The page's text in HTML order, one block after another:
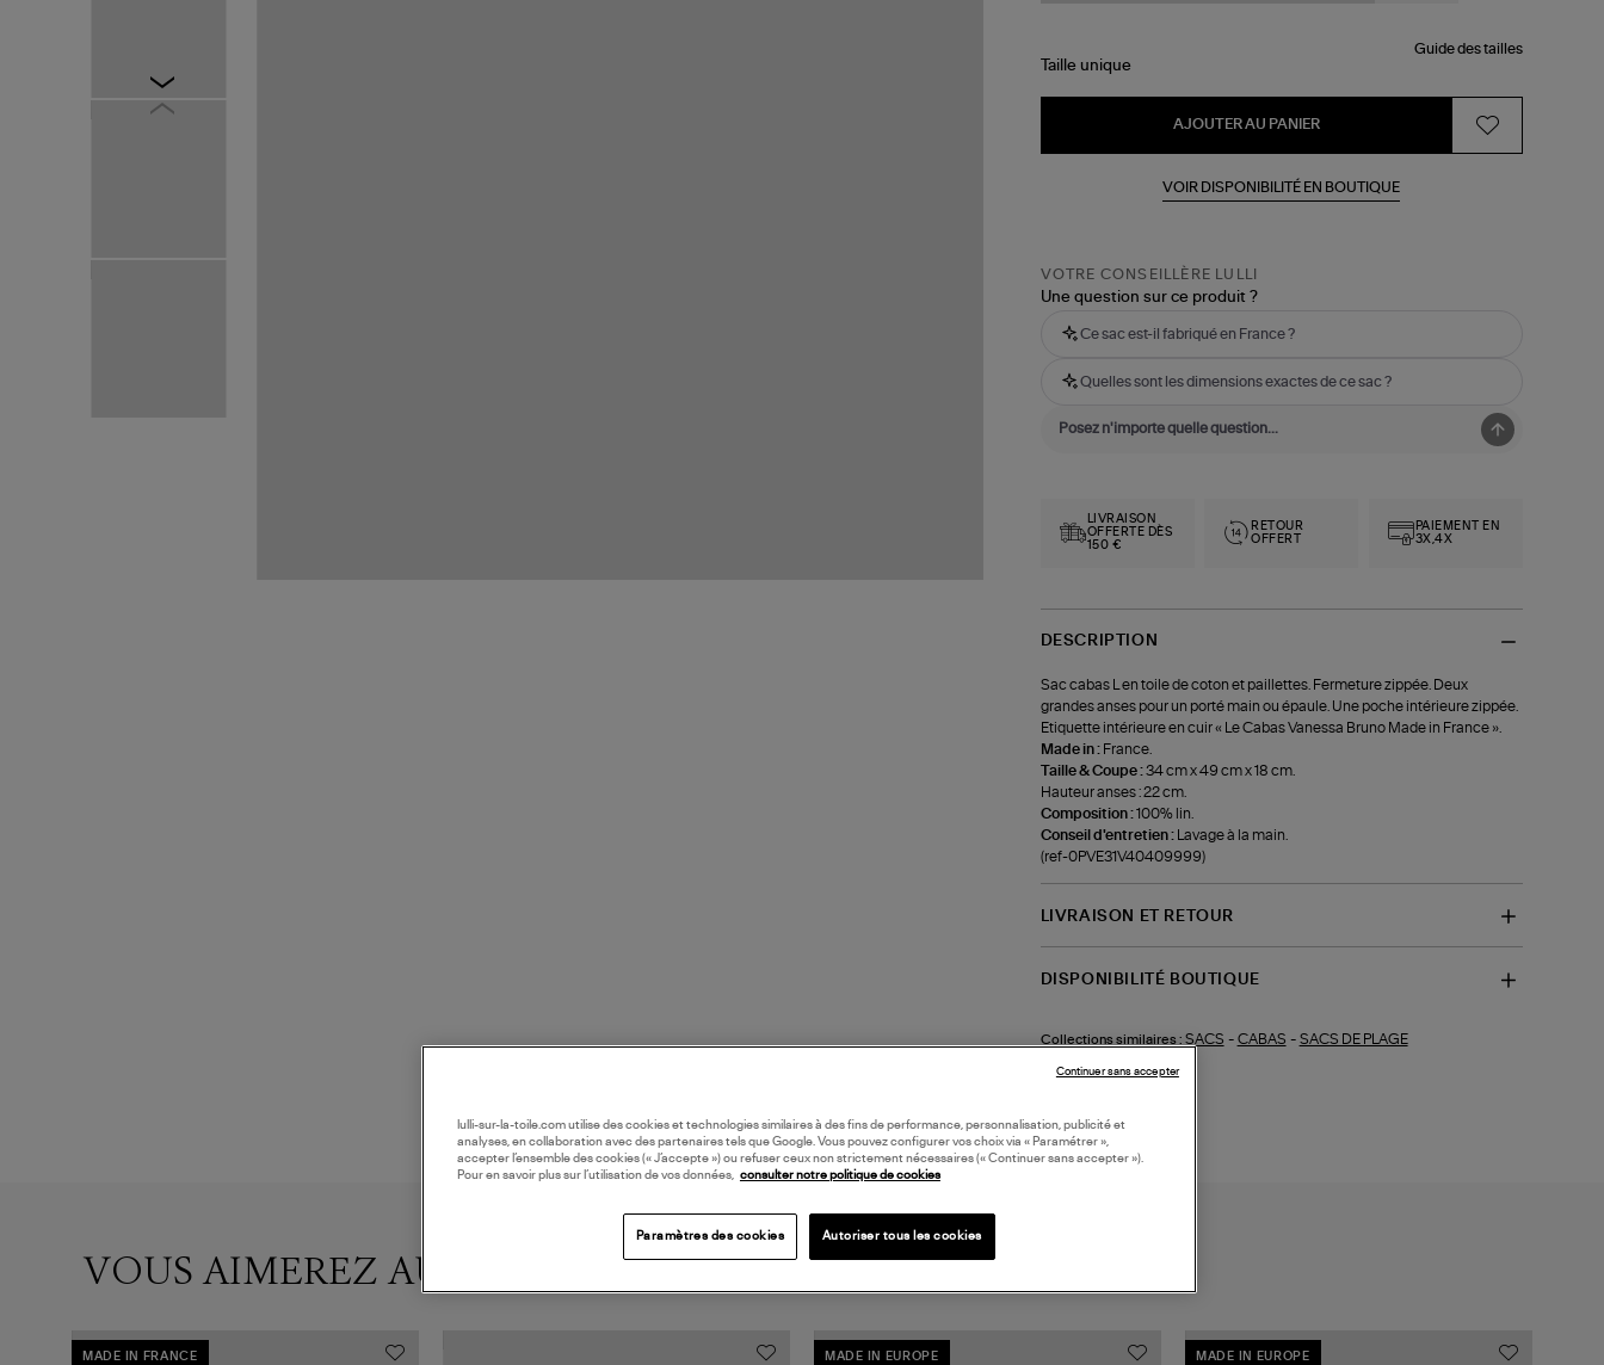
Guide des tailles
Taille unique
AJOUTER AU PANIER
VOIR DISPONIBILITÉ EN BOUTIQUE
VOTRE CONSEILLÈRE LULLI
Une question sur ce produit ?
Ce sac est-il fabriqué en France ?
Quelles sont les dimensions exactes de ce sac ?
LIVRAISON
OFFERTE DÈS
150 €
RETOUR
OFFERT
PAIEMENT EN
3X,4X
DESCRIPTION
Sac cabas L en toile de coton et paillettes. Fermeture zippée. Deux
grandes anses pour un porté main ou épaule. Une poche intérieure zippée.
Etiquette intérieure en cuir « Le Cabas Vanessa Bruno Made in France ».
Made in : France.
Taille & Coupe :34 cm x 49 cm x 18 cm.
Hauteur anses : 22 cm.
Composition :100% lin.
Conseil d'entretien :
Lavage à la main.
(ref-0PVE31V40409999)
LIVRAISON ET RETOUR
DISPONIBILITÉ BOUTIQUE
Collections similaires : SACS - CABAS - SACS DE PLAGE
VOUS AIMEREZ AUSSI
MADE IN FRANCE MADE IN EUROPE MADE IN EUROPE
lulli-sur-la-toile.com utilise des cookies et technologies similaires à des fins de performance, personnalisation, publicité et
analyses, en collaboration avec des partenaires tels que Google. Vous pouvez configurer vos choix via « Paramétrer »,
accepter l’ensemble des cookies (« J’accepte ») ou refuser ceux non strictement nécessaires (« Continuer sans accepter »).
Pour en savoir plus sur l’utilisation de vos données,
consulter notre politique de cookies
Paramètres des cookies Autoriser tous les cookies
Continuer sans accepter